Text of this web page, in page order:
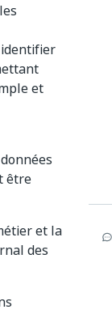
et
être
et la
des